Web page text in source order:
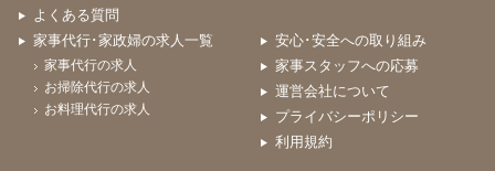
よくある質問
家事代行･家政婦の求人一覧
家事代行の求人
お掃除代行の求人
お料理代行の求人
安心･安全への取り組み
家事スタッフへの応募
運営会社について
プライバシーポリシー
利用規約